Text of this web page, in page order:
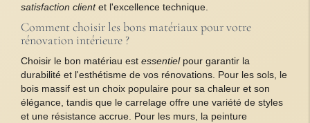
satisfaction clientet l'excellence technique.
Comment choisir les bons matériaux pour votre
rénovation intérieure ?
Choisir le bon matériau est essentielpour garantir la
durabilité et l'esthétisme de vos rénovations. Pour les sols, le
bois massif est un choix populaire pour sa chaleur et son
élégance, tandis que le carrelage offre une variété de styles
et une résistance accrue. Pour les murs, la peinture